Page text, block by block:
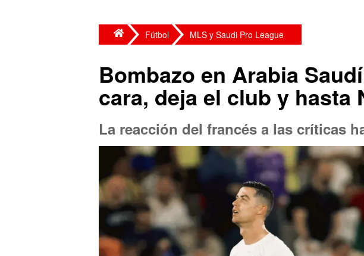
Fútbol MLS y Saudi Pro League
Bombazo en Arabia
cara, deja el club y hasta
La reacción del francés a las críticas